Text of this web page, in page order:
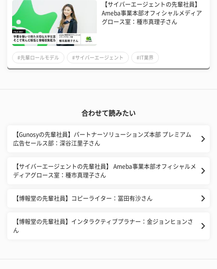
【サイバーエージェントの先輩社員】
Ameba事業本部オフィシャルメディア
グロース室：種市真理子さん
#先輩ロールモデル #サイバーエージェント #IT業界
合わせて読みたい
【Gunosyの先輩社員】パートナーソリューションズ本部 プレミアム
広告セールス部：深谷江里子さん
【サイバーエージェントの先輩社員】 Ameba事業本部オフィシャルメ
ディアグロース室：種市真理子さん
【博報堂の先輩社員】コピーライター：冨田有沙さん
【博報堂の先輩社員】インタラクティブプラナー：金ジョンヒョンさ
ん